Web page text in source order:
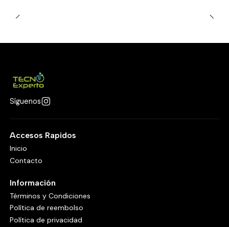
Síguenos
Accesos Rapidos
Inicio
Contacto
Información
Términos y Condiciones
Política de reembolso
Política de privacidad